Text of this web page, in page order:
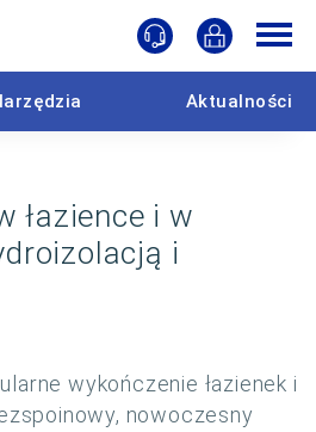
Aktualności
łazience i w
i
wykończenie łazienek i
nowoczesny